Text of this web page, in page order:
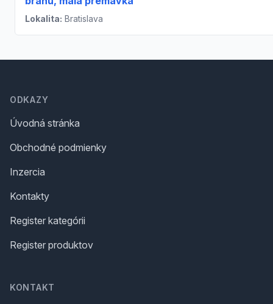
Lokalita: Bratislava
ODKAZY
Úvodná stránka
Obchodné podmienky
Inzercia
Kontakty
Register kategórii
Register produktov
KONTAKT